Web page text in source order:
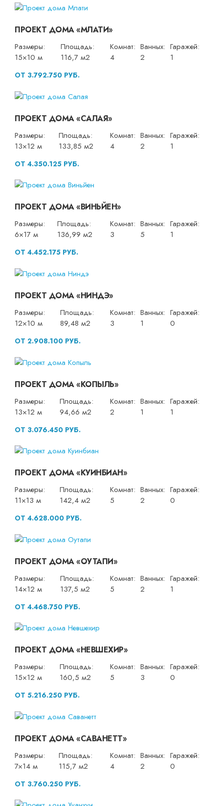
ПРОЕКТ ДОМА «МЛАТИ»
Размеры:
15×10 м
Площадь:
116,7 м2
Комнат:
4
Ванных:
2
Гаражей:
1
ОТ 3.792.750 РУБ.
ПРОЕКТ ДОМА «САЛАЯ»
Размеры:
13×12 м
Площадь:
133,85 м2
Комнат:
4
Ванных:
2
Гаражей:
1
ОТ 4.350.125 РУБ.
ПРОЕКТ ДОМА «ВИНЬЙЕН»
Размеры:
6×17 м
Площадь:
136,99 м2
Комнат:
3
Ванных:
5
Гаражей:
1
ОТ 4.452.175 РУБ.
ПРОЕКТ ДОМА «НИНДЭ»
Размеры:
12×10 м
Площадь:
89,48 м2
Комнат:
3
Ванных:
1
Гаражей:
0
ОТ 2.908.100 РУБ.
ПРОЕКТ ДОМА «КОПЫЛЬ»
Размеры:
13×12 м
Площадь:
94,66 м2
Комнат:
2
Ванных:
1
Гаражей:
1
ОТ 3.076.450 РУБ.
ПРОЕКТ ДОМА «КУИНБИАН»
Размеры:
11×13 м
Площадь:
142,4 м2
Комнат:
5
Ванных:
2
Гаражей:
0
ОТ 4.628.000 РУБ.
ПРОЕКТ ДОМА «ОУТАПИ»
Размеры:
14×12 м
Площадь:
137,5 м2
Комнат:
5
Ванных:
2
Гаражей:
1
ОТ 4.468.750 РУБ.
ПРОЕКТ ДОМА «НЕВШЕХИР»
Размеры:
15×12 м
Площадь:
160,5 м2
Комнат:
5
Ванных:
3
Гаражей:
0
ОТ 5.216.250 РУБ.
ПРОЕКТ ДОМА «САВАНЕТТ»
Размеры:
7×14 м
Площадь:
115,7 м2
Комнат:
4
Ванных:
2
Гаражей:
0
ОТ 3.760.250 РУБ.